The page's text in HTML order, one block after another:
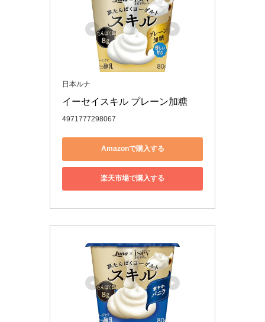
日本ルナ
イーセイスキル プレーン加糖
4971777298067
Amazonで購入する
楽天市場で購入する